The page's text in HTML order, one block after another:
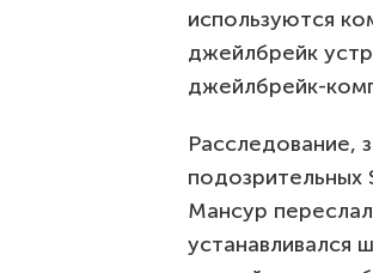
используются
джейлбрейк
джейлбрейк-
Расследование,
подозрительных
Мансур
устанавливался